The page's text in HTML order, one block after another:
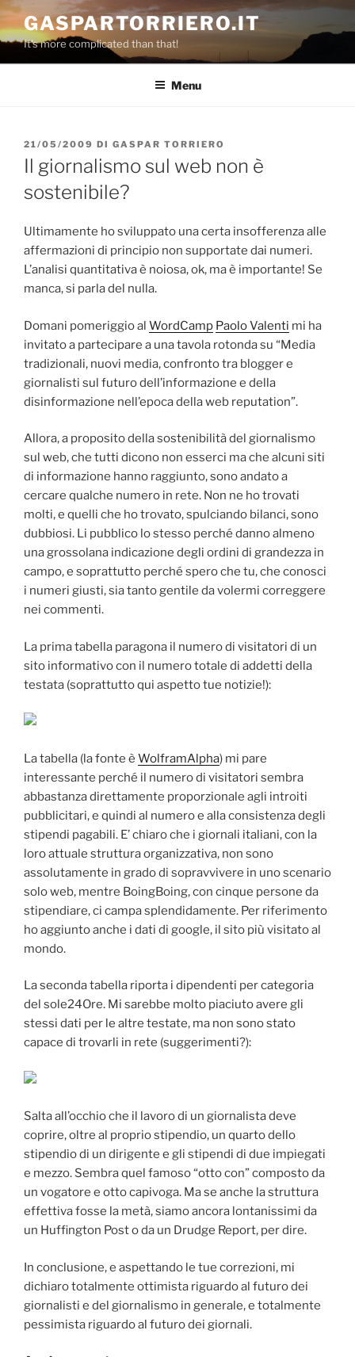
Salta
al
contenuto
GASPARTORRIERO.IT
It's more complicated than that!
Menu
PUBBLICATO
IL
21/05/2009 DI GASPAR TORRIERO
Il giornalismo sul web non è
sostenibile?
Ultimamente ho sviluppato una certa insofferenza alle
affermazioni di principio non supportate dai numeri.
L’analisi quantitativa è noiosa, ok, ma è importante! Se
manca, si parla del nulla.
Domani pomeriggio al WordCamp Paolo Valenti mi ha
invitato a partecipare a una tavola rotonda su “Media
tradizionali, nuovi media, confronto tra blogger e
giornalisti sul futuro dell’informazione e della
disinformazione nell’epoca della web reputation”.
Allora, a proposito della sostenibilità del giornalismo
sul web, che tutti dicono non esserci ma che alcuni siti
di informazione hanno raggiunto, sono andato a
cercare qualche numero in rete. Non ne ho trovati
molti, e quelli che ho trovato, spulciando bilanci, sono
dubbiosi. Li pubblico lo stesso perché danno almeno
una grossolana indicazione degli ordini di grandezza in
campo, e soprattutto perché spero che tu, che conosci
i numeri giusti, sia tanto gentile da volermi correggere
nei commenti.
La prima tabella paragona il numero di visitatori di un
sito informativo con il numero totale di addetti della
testata (soprattutto qui aspetto tue notizie!):
La tabella (la fonte è WolframAlpha) mi pare
interessante perché il numero di visitatori sembra
abbastanza direttamente proporzionale agli introiti
pubblicitari, e quindi al numero e alla consistenza degli
stipendi pagabili. E’ chiaro che i giornali italiani, con la
loro attuale struttura organizzativa, non sono
assolutamente in grado di sopravvivere in uno scenario
solo web, mentre BoingBoing, con cinque persone da
stipendiare, ci campa splendidamente. Per riferimento
ho aggiunto anche i dati di google, il sito più visitato al
mondo.
La seconda tabella riporta i dipendenti per categoria
del sole24Ore. Mi sarebbe molto piaciuto avere gli
stessi dati per le altre testate, ma non sono stato
capace di trovarli in rete (suggerimenti?):
Salta all’occhio che il lavoro di un giornalista deve
coprire, oltre al proprio stipendio, un quarto dello
stipendio di un dirigente e gli stipendi di due impiegati
e mezzo. Sembra quel famoso “otto con” composto da
un vogatore e otto capivoga. Ma se anche la struttura
effettiva fosse la metà, siamo ancora lontanissimi da
un Huffington Post o da un Drudge Report, per dire.
In conclusione, e aspettando le tue correzioni, mi
dichiaro totalmente ottimista riguardo al futuro dei
giornalisti e del giornalismo in generale, e totalmente
pessimista riguardo al futuro dei giornali.